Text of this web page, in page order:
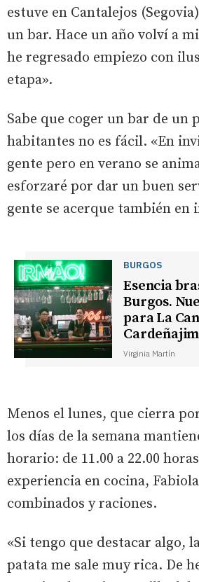
estuve en Cantalejos
un bar. Hace un año volví a
he regresado empiezo con
etapa».
Sabe que coger un bar de un
habitantes no es fácil. «En
gente pero en verano se
esforzaré por dar un buen
gente se acerque también en
BURGOS
Esencia
Burgos.
para La
Virginia Martín
Menos el lunes, que cierra
los días de la semana
horario: de 11.00 a 22.00
experiencia en cocina,
combinados y raciones.
«Si tengo que destacar algo,
patata me sale muy rica. De